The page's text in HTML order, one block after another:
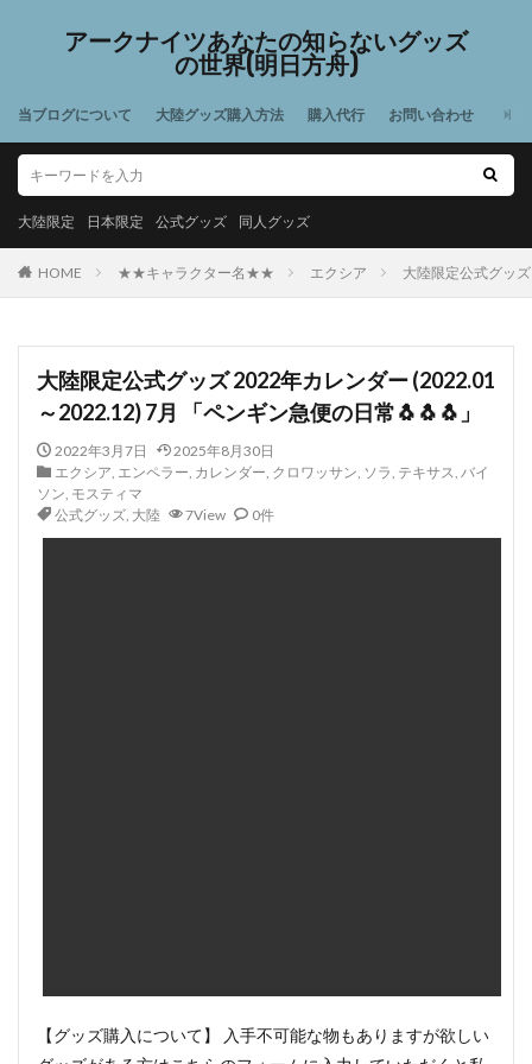
アークナイツあなたの知らないグッズ
の世界(明日方舟)
当ブログについて 大陸グッズ購入方法 購入代行 お問い合わせ
大陸限定 日本限定 公式グッズ 同人グッズ
HOME ★★キャラクター名★★ エクシア 大陸限定公式グッ
大陸限定公式グッズ 2022年カレンダー (2022.01
～2022.12) 7月 「ペンギン急便の日常🐧🐧🐧」
2022年3月7日
2025年8月30日
エクシア, エンペラー, カレンダー, クロワッサン, ソラ, テキサス, バイ
ソン, モスティマ
公式グッズ, 大陸 7View 0件
【グッズ購入について】 入手不可能な物もありますが欲しい